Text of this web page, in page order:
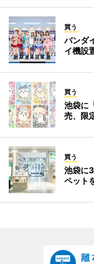
買う
バンダ
イ機設
買う
池袋に
売、限
買う
池袋に
ペット